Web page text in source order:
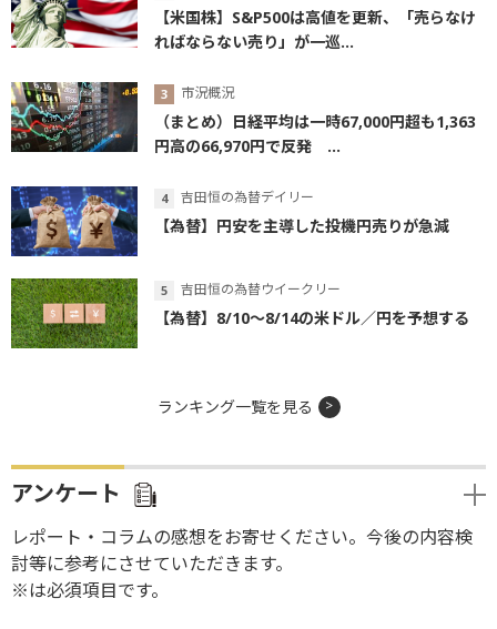
【米国株】S&P500は高値を更新、「売らなけ
ればならない売り」が一巡...
市況概況
（まとめ）日経平均は一時67,000円超も1,363
円高の66,970円で反発 ...
吉田恒の為替デイリー
【為替】円安を主導した投機円売りが急減
吉田恒の為替ウイークリー
【為替】8/10～8/14の米ドル／円を予想する
ランキング一覧を見る
アンケート
レポート・コラムの感想をお寄せください。今後の内容検
討等に参考にさせていただきます。
※は必須項目です。